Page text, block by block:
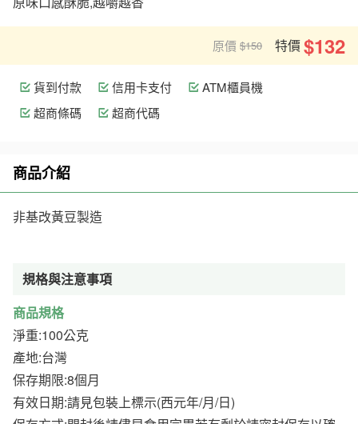
原價 $150 特價$132
貨到付款 信用卡支付
ATM櫃員機
超商條碼
超商代碼
商品介紹
非基改黃豆製造
規格與注意事項
商品規格
淨重:100公克
產地:台灣
保存期限:8個月
有效日期:請見包裝上標示(西元年/月/日)